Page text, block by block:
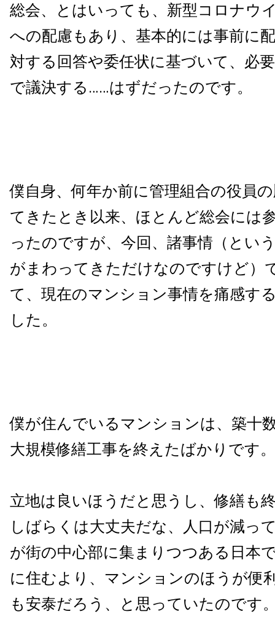
総会、とはいっても、新型コロナウ
への配慮もあり、基本的には事前に
対する回答や委任状に基づいて、必
で議決する……はずだったのです。
僕自身、何年か前に管理組合の役員
てきたとき以来、ほとんど総会には
ったのですが、今回、諸事情（とい
がまわってきただけなのですけど）
て、現在のマンション事情を痛感す
した。
僕が住んでいるマンションは、築十
大規模修繕工事を終えたばかりです。
立地は良いほうだと思うし、修繕も
しばらくは大丈夫だな、人口が減っ
が街の中心部に集まりつつある日本
に住むより、マンションのほうが便
も安泰だろう、と思っていたのです